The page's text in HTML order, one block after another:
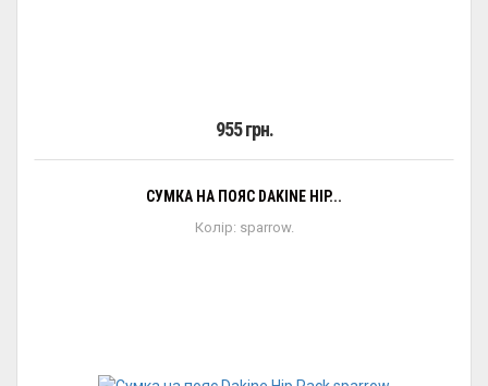
955 грн.
СУМКА НА ПОЯС DAKINE HIP...
Колір: sparrow.